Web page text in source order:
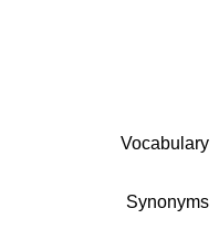
Vocabulary
Synonyms